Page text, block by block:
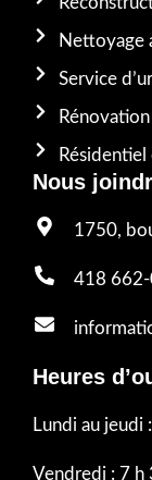
Nettoyage
Service
Nous
1750,
418
Heures
Lundi au jeudi
Vendredi : 7 h